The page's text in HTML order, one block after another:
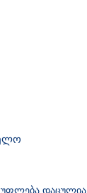
დაცულია.